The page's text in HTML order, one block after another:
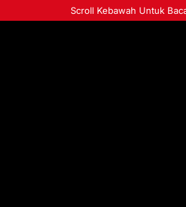
ke
Scroll Kebawah Untuk